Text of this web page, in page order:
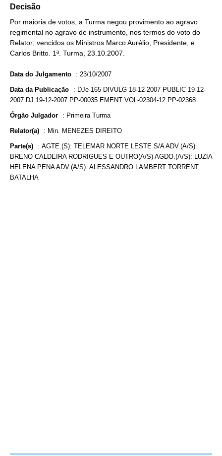
Decisão
Por maioria de votos, a Turma negou provimento ao agravo
regimental no agravo de instrumento, nos termos do voto do
Relator; vencidos os Ministros Marco Aurélio, Presidente, e
Carlos Britto. 1ª. Turma, 23.10.2007.
Data do Julgamento : 23/10/2007
Data da Publicação : DJe-165 DIVULG 18-12-2007 PUBLIC 19-12-
2007 DJ 19-12-2007 PP-00035 EMENT VOL-02304-12 PP-02368
Órgão Julgador : Primeira Turma
Relator(a) : Min. MENEZES DIREITO
Parte(s) : AGTE.(S): TELEMAR NORTE LESTE S/A ADV.(A/S):
BRENO CALDEIRA RODRIGUES E OUTRO(A/S) AGDO.(A/S): LUZIA
HELENA PENA ADV.(A/S): ALESSANDRO LAMBERT TORRENT
BATALHA